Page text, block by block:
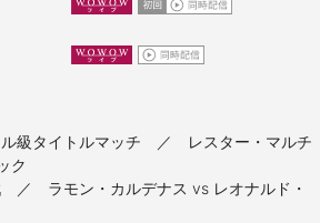
ル級タイトルマッチ ／ レスター・マルチ
ク
／ ラモン・カルデナス vs レオナルド・